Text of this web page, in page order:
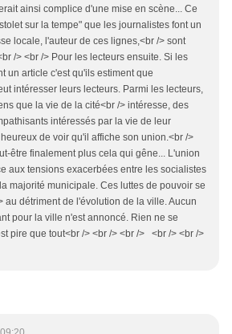
ainsi complice d'une mise en scène... Ce
sur la tempe" que les journalistes font un
locale, l'auteur de ces lignes,<br /> sont
/> <br /> Pour les lecteurs ensuite. Si les
un article c'est qu'ils estiment que
intéresser leurs lecteurs. Parmi les lecteurs,
que la vie de la cité<br /> intéresse, des
intéressés par la vie de leur
de voir qu'il affiche son union.<br />
être finalement plus cela qui gêne... L'union
aux tensions exacerbées entre les socialistes
majorité municipale. Ces luttes de pouvoir se
au détriment de l'évolution de la ville. Aucun
pour la ville n'est annoncé. Rien ne se
pire que tout<br /> <br /> <br /> <br /> <br />